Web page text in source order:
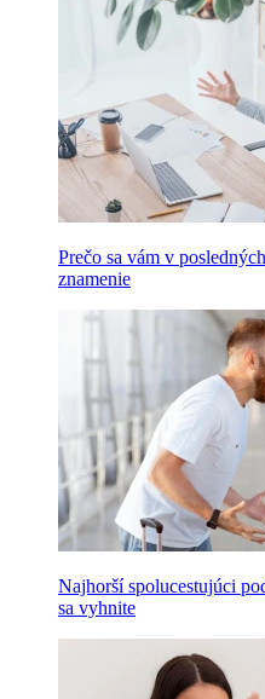
Prečo sa vám v
znamenie
Najhorší spolucestujúci
sa vyhnite